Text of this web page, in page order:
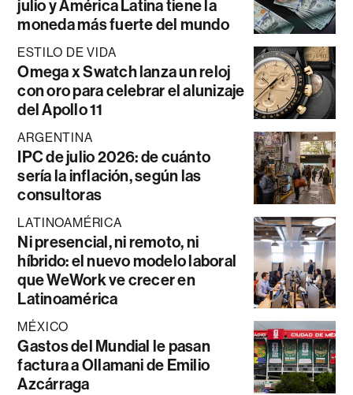
julio y América Latina tiene la
moneda más fuerte del mundo
ESTILO DE VIDA
Omega x Swatch lanza un reloj
con oro para celebrar el alunizaje
del Apollo 11
ARGENTINA
IPC de julio 2026: de cuánto
sería la inflación, según las
consultoras
LATINOAMÉRICA
Ni presencial, ni remoto, ni
híbrido: el nuevo modelo laboral
que WeWork ve crecer en
Latinoamérica
MÉXICO
Gastos del Mundial le pasan
factura a Ollamani de Emilio
Azcárraga